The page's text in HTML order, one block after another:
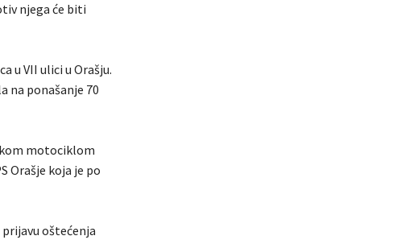
njega će biti
u VII ulici u Orašju.
na ponašanje 70
motociklom
Orašje koja je po
prijavu oštećenja